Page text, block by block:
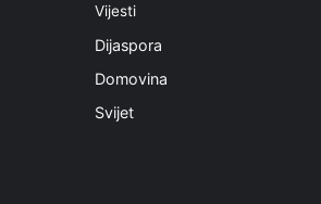
Vijesti
Dijaspora
Domovina
Svijet